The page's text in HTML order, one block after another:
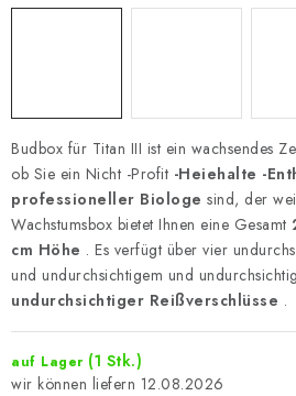
Budbox für Titan III ist ein wachsendes
ob Sie ein Nicht -Profit -Heiehalte -
professioneller Biologe sind, der
Wachstumsbox bietet Ihnen eine Gesamt
cm Höhe . Es verfügt über vier
und undurchsichtigem und
undurchsichtiger Reißverschlüsse .
auf Lager (1 Stk.)
12.08.2026